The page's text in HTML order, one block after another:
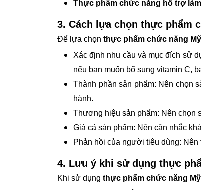
Thực phẩm chức năng hỗ trợ
3. Cách lựa chọn thực phẩm
Để lựa chọn thực phẩm chức năng
Xác định nhu cầu và mục đích sử
nếu bạn muốn bổ sung vitamin C,
Thành phần sản phẩm: Nên chọn
hành.
Thương hiệu sản phẩm: Nên chọn
Giá cả sản phẩm: Nên cân nhắc
Phản hồi của người tiêu dùng:
4. Lưu ý khi sử dụng thực
Khi sử dụng thực phẩm chức năng Mỹ